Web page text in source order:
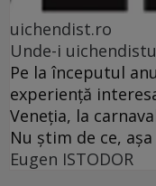
uichendist.ro
Unde-i
Pe la începutul
experienţă
Veneţia, la
Nu ştim de ce,
Eugen ISTODOR